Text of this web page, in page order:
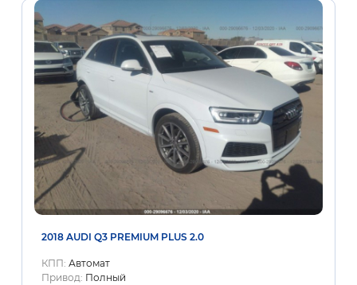
2018 AUDI Q3 PREMIUM PLUS 2.0
КПП: Автомат
Привод: Полный